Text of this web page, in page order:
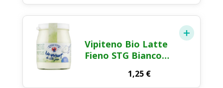
Vipiteno Bio Latte
Fieno STG Bianco
1,25 €